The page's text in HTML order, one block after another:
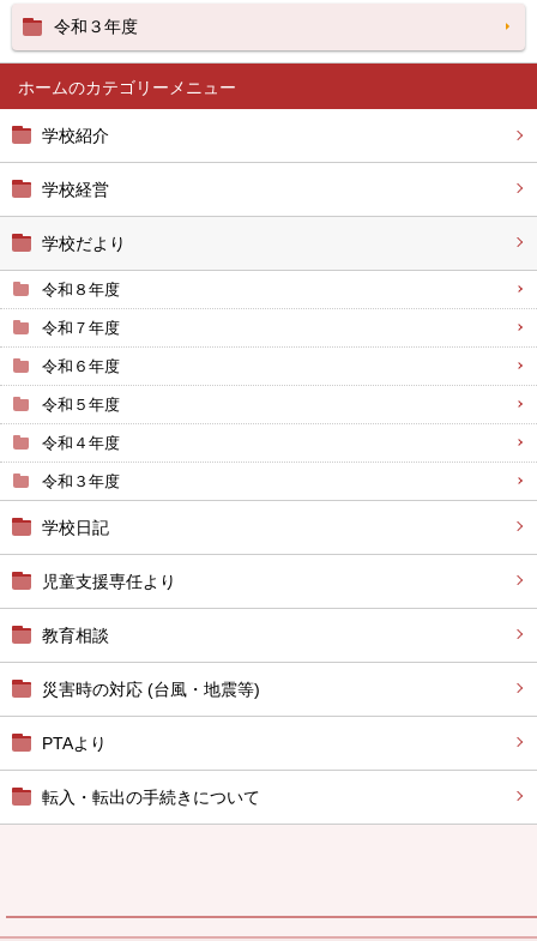
ホーム
学校紹介
学校経営
学校だより
令和８年度
令和７年度
令和６年度
令和５年度
令和４年度
令和３年度
学校日記
児童支援専任より
教育相談
災害時の対応 (台風・地震等)
PTAより
転入・転出の手続きについて
令和３年度